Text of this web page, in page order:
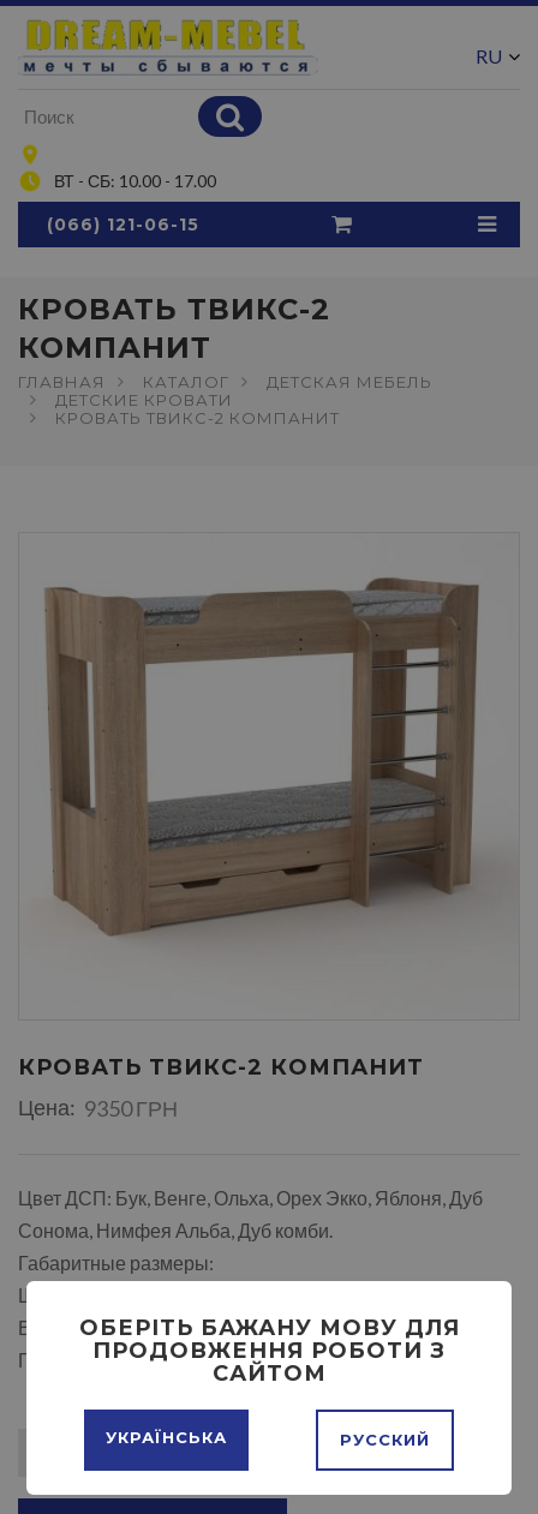
ВТ - СБ: 10.00 - 17.00
RU
(066) 121-06-15
КРОВАТЬ ТВИКС-2
КОМПАНИТ
ГЛАВНАЯ КАТАЛОГ
ДЕТСКАЯ МЕБЕЛЬ
ДЕТСКИЕ КРОВАТИ
КРОВАТЬ ТВИКС-2 КОМПАНИТ
КРОВАТЬ ТВИКС-2 КОМПАНИТ
Цена: 9350 ГРН
Цвет ДСП: Бук, Венге, Ольха, Орех Экко, Яблоня, Дуб
Сонома, Нимфея Альба, Дуб комби.
Габаритные размеры:
Ширина: 908 мм.
Высота: 1522 мм.
Глубина: 1974 мм.
ОБЕРІТЬ БАЖАНУ МОВУ ДЛЯ
ПРОДОВЖЕННЯ РОБОТИ З
САЙТОМ
УКРАЇНСЬКА РУССКИЙ